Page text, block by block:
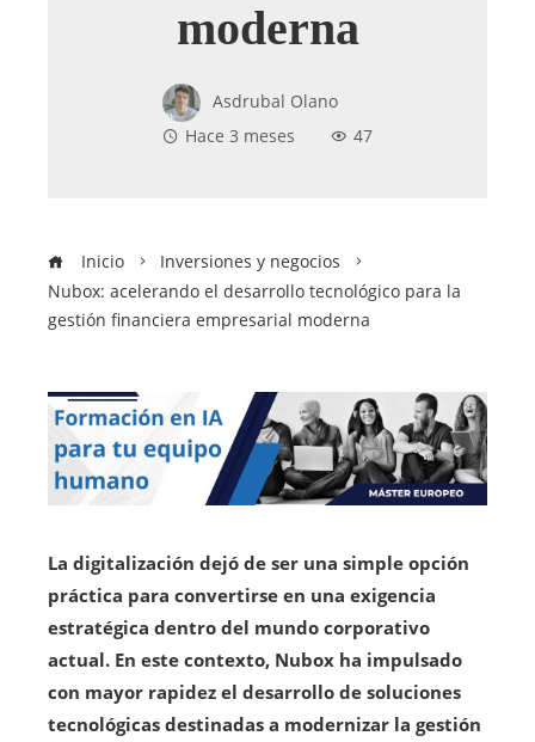
moderna
Asdrubal Olano
Hace 3 meses
47
Inicio
Inversiones y negocios
Nubox: acelerando el desarrollo tecnológico para la
gestión financiera empresarial moderna
La digitalización dejó de ser una simple opción
práctica para convertirse en una exigencia
estratégica dentro del mundo corporativo
actual. En este contexto, Nubox ha impulsado
con mayor rapidez el desarrollo de soluciones
tecnológicas destinadas a modernizar la gestión